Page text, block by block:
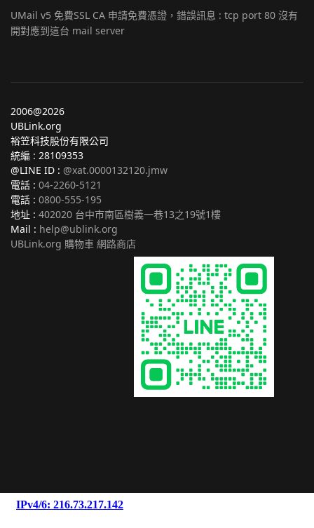
UMail v5 免費SSL CA 申請免費憑證，錯誤訊息 : tcp port 80 沒有
開對應到這台 mail server
2006@2026
UBLink.org
裕笠科技股份有限公司
統編 : 28109353
@LINE ID : @xat.0000132120.jmw
電話 : 04-2260-5121
電話 : 0800-555-195
地址 : 402020 台中市南區樹義一巷13之19號1樓
Mail : help@ublink.org
UBLink.org 購物車 網路商店